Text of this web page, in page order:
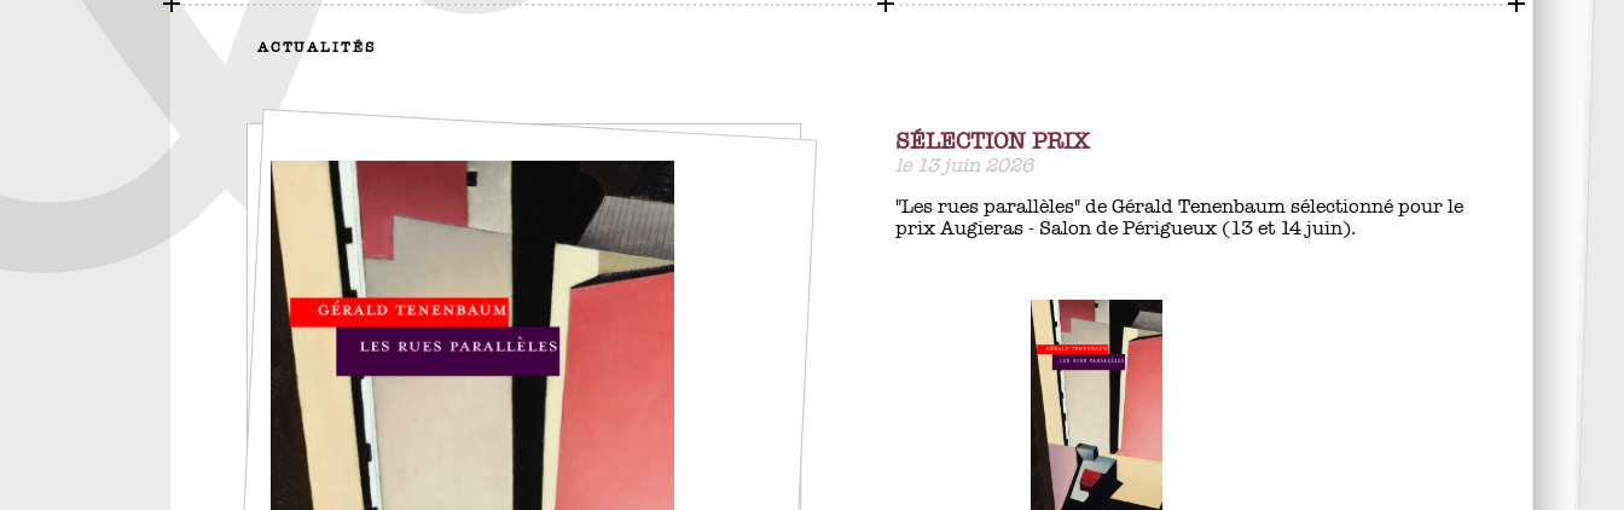
ACTUALITÉS
SÉLECTION PRIX
le 13 juin 2026
"Les rues parallèles" de Gérald Tenenbaum sélectionné pour le
prix Augieras - Salon de Périgueux (13 et 14 juin).